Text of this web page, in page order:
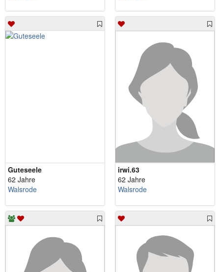
Guteseele
62 Jahre
Walsrode
irwi.63
62 Jahre
Walsrode